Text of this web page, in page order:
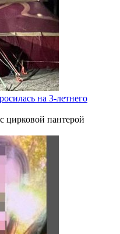
на 3-летнего
цирковой пантерой